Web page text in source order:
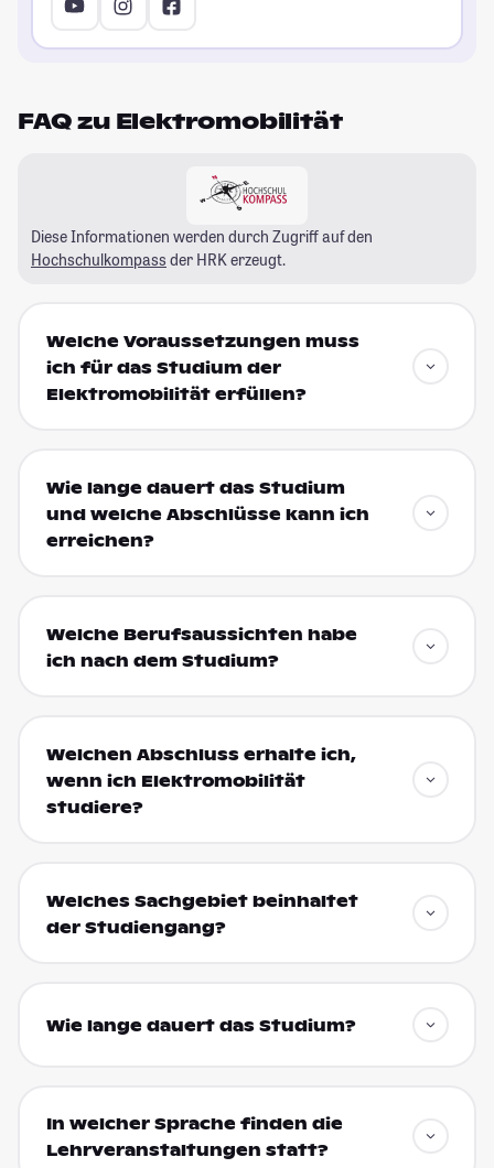
FAQ zu Elektromobilität
Diese Informationen werden durch Zugriff auf den
Hochschulkompass der HRK erzeugt.
Welche Voraussetzungen muss
ich für das Studium der
Elektromobilität erfüllen?
Wie lange dauert das Studium
und welche Abschlüsse kann ich
erreichen?
Welche Berufsaussichten habe
ich nach dem Studium?
Welchen Abschluss erhalte ich,
wenn ich Elektromobilität
studiere?
Welches Sachgebiet beinhaltet
der Studiengang?
Wie lange dauert das Studium?
In welcher Sprache finden die
Lehrveranstaltungen statt?